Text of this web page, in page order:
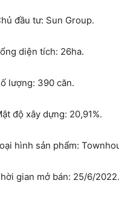
đầu tư: Sun Group.
diện tích: 26ha.
lượng: 390 căn.
độ xây dựng: 20,91%.
hình sản phẩm:
gian mở bán: 25/6/2022.